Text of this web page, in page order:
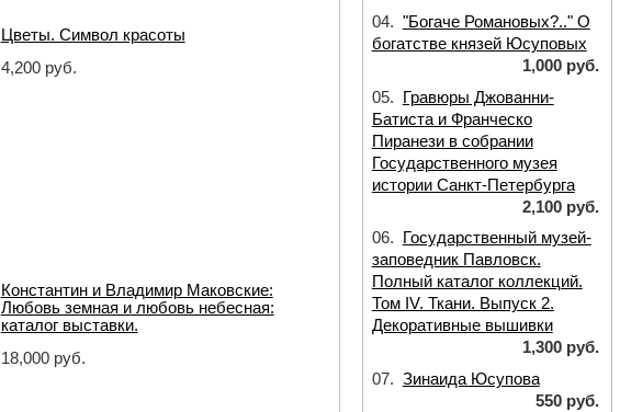
Цветы. Символ красоты
4,200 руб.
Константин и Владимир Маковские:
Любовь земная и любовь небесная:
каталог выставки.
18,000 руб.
04. "Богаче Романовых?.." О
богатстве князей Юсуповых
1,000 руб.
05. Гравюры Джованни-
Батиста и Франческо
Пиранези в собрании
Государственного музея
истории Санкт-Петербурга
2,100 руб.
06.
Государственный музей-
заповедник Павловск.
Полный каталог коллекций.
Том IV. Ткани. Выпуск 2.
Декоративные вышивки
1,300 руб.
07. Зинаида Юсупова
550 руб.